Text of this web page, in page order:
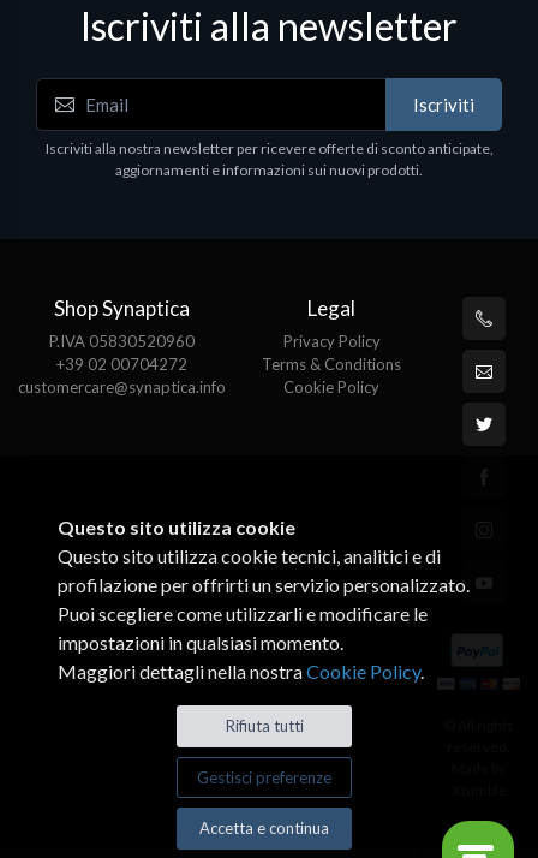
Iscriviti alla newsletter
Iscriviti
Iscriviti alla nostra newsletter per ricevere offerte di sconto anticipate,
aggiornamenti e informazioni sui nuovi prodotti.
Shop Synaptica
P.IVA 05830520960
+39 02 00704272
customercare@synaptica.info
Legal
Privacy Policy
Terms & Conditions
Cookie Policy
Questo sito utilizza cookie
Questo sito utilizza cookie tecnici, analitici e di
profilazione per offrirti un servizio personalizzato.
Puoi scegliere come utilizzarli e modificare le
impostazioni in qualsiasi momento.
Maggiori dettagli nella nostraCookie Policy.
Rifiuta tutti
Gestisci preferenze
Accetta e continua